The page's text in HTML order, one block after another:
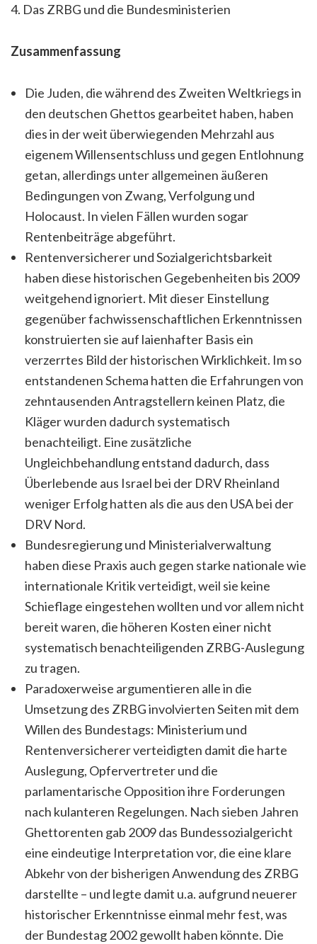
4. Das ZRBG und die Bundesministerien
Zusammenfassung
Die Juden, die während des Zweiten Weltkriegs in
den deutschen Ghettos gearbeitet haben, haben
dies in der weit überwiegenden Mehrzahl aus
eigenem Willensentschluss und gegen Entlohnung
getan, allerdings unter allgemeinen äußeren
Bedingungen von Zwang, Verfolgung und
Holocaust. In vielen Fällen wurden sogar
Rentenbeiträge abgeführt.
Rentenversicherer und Sozialgerichtsbarkeit
haben diese historischen Gegebenheiten bis 2009
weitgehend ignoriert. Mit dieser Einstellung
gegenüber fachwissenschaftlichen Erkenntnissen
konstruierten sie auf laienhafter Basis ein
verzerrtes Bild der historischen Wirklichkeit. Im so
entstandenen Schema hatten die Erfahrungen von
zehntausenden Antragstellern keinen Platz, die
Kläger wurden dadurch systematisch
benachteiligt. Eine zusätzliche
Ungleichbehandlung entstand dadurch, dass
Überlebende aus Israel bei der DRV Rheinland
weniger Erfolg hatten als die aus den USA bei der
DRV Nord.
Bundesregierung und Ministerialverwaltung
haben diese Praxis auch gegen starke nationale wie
internationale Kritik verteidigt, weil sie keine
Schieflage eingestehen wollten und vor allem nicht
bereit waren, die höheren Kosten einer nicht
systematisch benachteiligenden ZRBG-Auslegung
zu tragen.
Paradoxerweise argumentieren alle in die
Umsetzung des ZRBG involvierten Seiten mit dem
Willen des Bundestags: Ministerium und
Rentenversicherer verteidigten damit die harte
Auslegung, Opfervertreter und die
parlamentarische Opposition ihre Forderungen
nach kulanteren Regelungen. Nach sieben Jahren
Ghettorenten gab 2009 das Bundessozialgericht
eine eindeutige Interpretation vor, die eine klare
Abkehr von der bisherigen Anwendung des ZRBG
darstellte – und legte damit u.a. aufgrund neuerer
historischer Erkenntnisse einmal mehr fest, was
der Bundestag 2002 gewollt haben könnte. Die